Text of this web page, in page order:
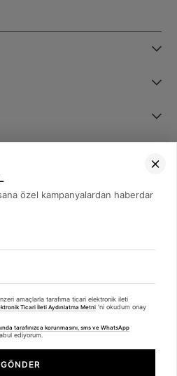
473 08 08
merterelektronik.com
kartı bilgileriniz 256bit SSL sertifikası ile
özel kampanyalardan haberdar
amaçlarla tarafıma ticari elektronik ileti
Ticari İleti Aydınlatma Metni 'ni okudum onay
tarafınızca korunmasını, sms ve WhatsApp
ediyorum.
GÖNDER